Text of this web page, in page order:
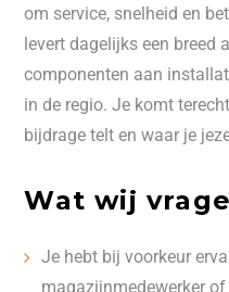
om service, snelheid en
levert dagelijks een breed
componenten aan
in de regio. Je komt
bijdrage telt en waar je
Wat wij
Je hebt bij voorkeur
magazijnmedewerker